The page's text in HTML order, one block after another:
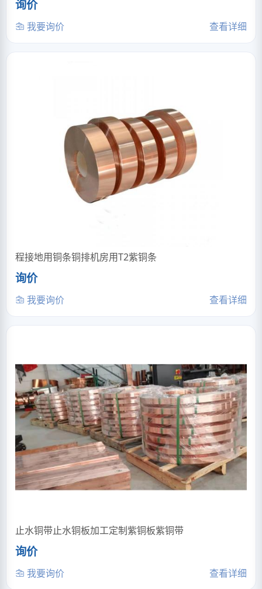
询价
我要询价 查看详细
程接地用铜条铜排机房用T2紫铜条
询价
我要询价 查看详细
止水铜带止水铜板加工定制紫铜板紫铜带
询价
我要询价 查看详细